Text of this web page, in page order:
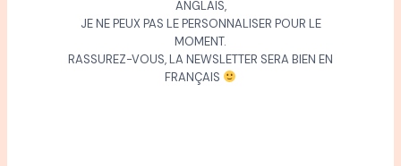
ANGLAIS,
JE NE PEUX PAS LE PERSONNALISER POUR LE
MOMENT.
RASSUREZ-VOUS, LA NEWSLETTER SERA BIEN EN
FRANÇAIS